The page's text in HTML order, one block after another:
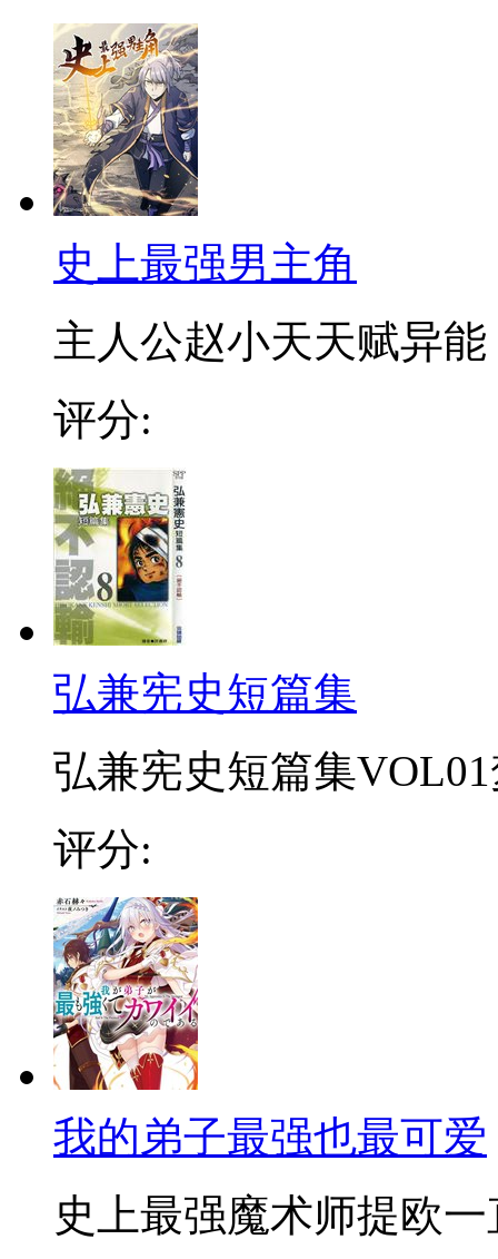
史上最强男主角
主人公赵小天天赋异
评分:
弘兼宪史短篇集
弘兼宪史短篇集
评分:
我的弟子最强也最可爱
史上最强魔术师提欧